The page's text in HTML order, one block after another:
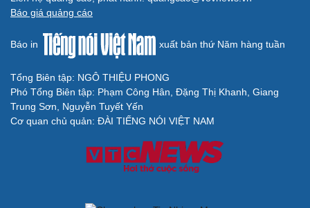
Cải chính
Báo giá quảng cáo
Báo in xuất bản thứ Năm hàng tuần
Tổng Biên tập: NGÔ THIỆU PHONG
Phó Tổng Biên tập: Phạm Công Hân, Đặng Thị Khanh, Giang
Trung Sơn, Nguyễn Tuyết Yến
Cơ quan chủ quản: ĐÀI TIẾNG NÓI VIỆT NAM